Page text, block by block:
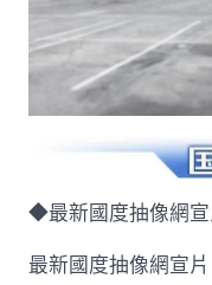
◆最新國度抽像網宣
最新國度抽像網宣片